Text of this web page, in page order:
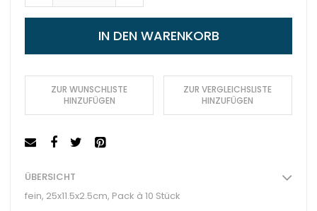
IN DEN WARENKORB
ZUR WUNSCHLISTE
HINZUFÜGEN
ZUR VERGLEICHSLISTE
HINZUFÜGEN
ÜBERSICHT
fein, 25x11.5x2.5cm, Pack à 10 Stück